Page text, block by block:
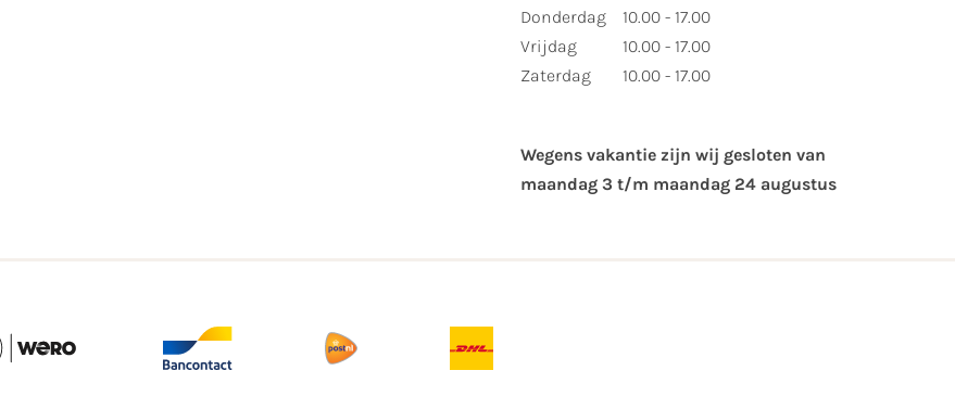
Donderdag
Vrijdag
Zaterdag
10.00 - 17.00
10.00 - 17.00
10.00 - 17.00
Wegens vakantie zijn wij gesloten van ​
maandag 3 t/m maandag 24 augustus